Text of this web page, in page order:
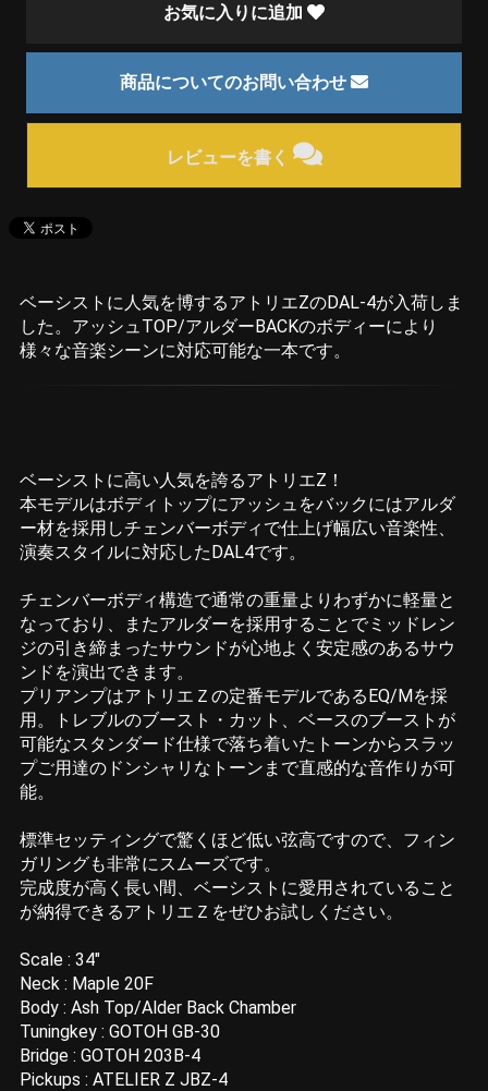
お気に入りに追加
商品についてのお問い合わせ
レビューを書く
ベーシストに人気を博するアトリエZのDAL-4が入荷しま
した。アッシュTOP/アルダーBACKのボディーにより
様々な音楽シーンに対応可能な一本です。
ベーシストに高い人気を誇るアトリエZ！
本モデルはボディトップにアッシュをバックにはアルダ
ー材を採用しチェンバーボディで仕上げ幅広い音楽性、
演奏スタイルに対応したDAL4です。
チェンバーボディ構造で通常の重量よりわずかに軽量と
なっており、またアルダーを採用することでミッドレン
ジの引き締まったサウンドが心地よく安定感のあるサウ
ンドを演出できます。
プリアンプはアトリエＺの定番モデルであるEQ/Mを採
用。トレブルのブースト・カット、ベースのブーストが
可能なスタンダード仕様で落ち着いたトーンからスラッ
プご用達のドンシャリなトーンまで直感的な音作りが可
能。
標準セッティングで驚くほど低い弦高ですので、フィン
ガリングも非常にスムーズです。
完成度が高く長い間、ベーシストに愛用されていること
が納得できるアトリエＺをぜひお試しください。
Scale : 34"
Neck : Maple 20F
Body : Ash Top/Alder Back Chamber
Tuningkey : GOTOH GB-30
Bridge : GOTOH 203B-4
Pickups : ATELIER Z JBZ-4